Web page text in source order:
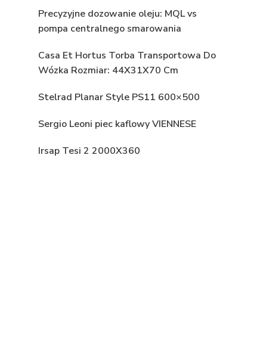
Precyzyjne dozowanie oleju: MQL vs
pompa centralnego smarowania
Casa Et Hortus Torba Transportowa Do
Wózka Rozmiar: 44X31X70 Cm
Stelrad Planar Style PS11 600×500
Sergio Leoni piec kaflowy VIENNESE
Irsap Tesi 2 2000X360